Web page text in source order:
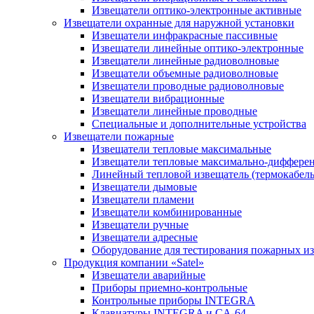
Извещатели оптико-электронные активные
Извещатели охранные для наружной установки
Извещатели инфракрасные пассивные
Извещатели линейные оптико-электронные
Извещатели линейные радиоволновые
Извещатели объемные радиоволновые
Извещатели проводные радиоволновые
Извещатели вибрационные
Извещатели линейные проводные
Специальные и дополнительные устройства
Извещатели пожарные
Извещатели тепловые максимальные
Извещатели тепловые максимально-
Линейный тепловой извещатель
Извещатели дымовые
Извещатели пламени
Извещатели комбинированные
Извещатели ручные
Извещатели адресные
Оборудование для тестирования пожарных
Продукция компании «Satel»
Извещатели аварийные
Приборы приемно-контрольные
Контрольные приборы INTEGRA